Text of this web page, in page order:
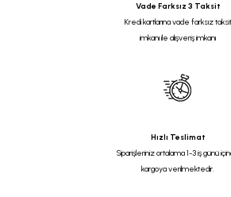
Vade Farksız 3 Taksit
Kredi kartlarına vade farksız taksit
imkanı ile alışveriş imkanı
Hızlı Teslimat
Siparişleriniz ortalama 1-3 iş günü
kargoya verilmektedir.